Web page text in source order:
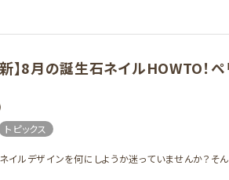
】8月の誕生石ネイルHOWTO！
トピックス
イルデザインを何にしようか迷っていませんか？